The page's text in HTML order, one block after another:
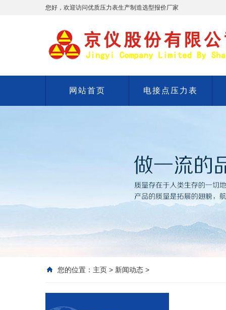
您好，欢迎访问优质压力表生产制造选型报价厂家
网站首页 电接点压力表
您的位置： 主页 > 新闻动态 >